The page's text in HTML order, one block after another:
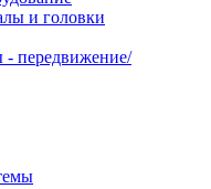
и головки
передвижение/